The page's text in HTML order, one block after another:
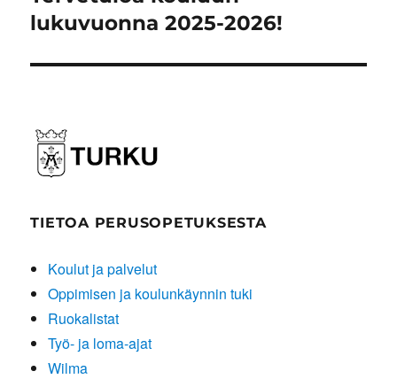
artikkeli:
lukuvuonna 2025-2026!
TIETOA PERUSOPETUKSESTA
Koulut ja palvelut
Oppimisen ja koulunkäynnin tuki
Ruokalistat
Työ- ja loma-ajat
Wilma